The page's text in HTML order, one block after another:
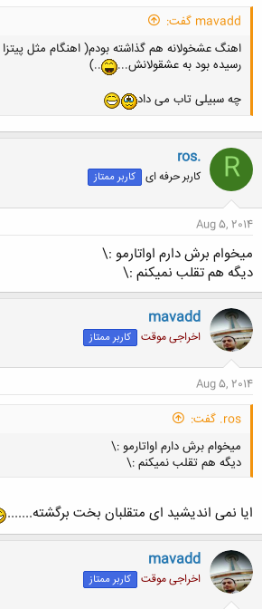
mavadd گفت:
اهنگ عشخولانه هم گذاشته بودم( اهنگام مثل
رسیده بود به عشقولانش...
..)
چه سبیلی تاب می داد
R
ros.
کاربر حرفه ای کاربر ممتاز
Aug 5, 2014
میخوام برش دارم اواتارمو :\
دیگه هم تقلب نمیکنم :\
mavadd
اخراجی موقت کاربر ممتاز
Aug 5, 2014
ros. گفت:
میخوام برش دارم اواتارمو :\
دیگه هم تقلب نمیکنم :\
کلیک کنید تا باز شود...
ایا نمی اندیشید ای متقلبان بخت برگشته.......
mavadd
اخراجی موقت کاربر ممتاز